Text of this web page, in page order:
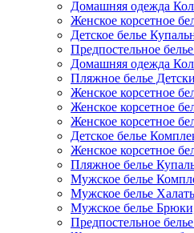
Домашняя одежда
Женское корсетное
Детское белье
Предпостельное
Домашняя одежда
Пляжное белье
Женское корсетное
Женское корсетное
Женское корсетное
Детское белье
Женское корсетное
Пляжное белье
Мужское белье
Мужское белье
Мужское белье
Предпостельное